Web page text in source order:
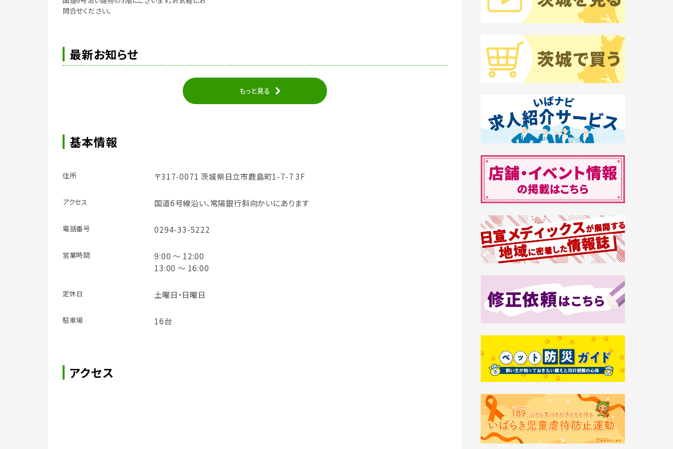
問合せください。
最新お知らせ
もっと見る
基本情報
住所 〒317-0071 茨城県日立市鹿島町1-7-7 3F
アクセス 国道6号線沿い、常陽銀行斜向かいにあります
電話番号 0294-33-5222
営業時間
9:00 ～ 12:00
13:00 ～ 16:00
定休日 土曜日・日曜日
駐車場 16台
アクセス